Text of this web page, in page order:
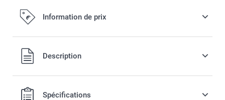
Fleurs séchées
13,00 / pièce
Information de prix
Tous les prix sont en EURO (€), TVA incluse et hors frais de
port.
Description
Spécifications